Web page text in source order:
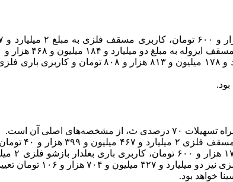
قیمت کامیون فورس ۸.۵ تن